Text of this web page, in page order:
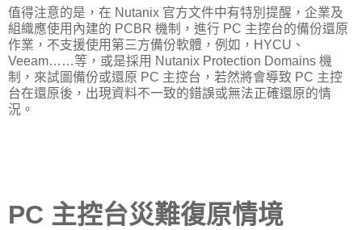
值得注意的是，在 Nutanix 官方文件中有特別提醒，企業及
組織應使用內建的 PCBR 機制，進行 PC 主控台的備份還原
作業，不支援使用第三方備份軟體，例如，HYCU、
Veeam……等，或是採用 Nutanix Protection Domains 機
制，來試圖備份或還原 PC 主控台，若然將會導致 PC 主控
台在還原後，出現資料不一致的錯誤或無法正確還原的情
況。
PC 主控台災難復原情境